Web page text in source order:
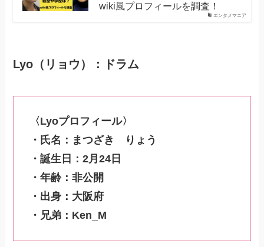
エンタメマニア
wiki風プロフィールを調査！
Lyo（リョウ）：ドラム
〈Lyoプロフィール〉
・氏名：まつざき りょう
・誕生日：2月24日
・年齢：非公開
・出身：大阪府
・兄弟：Ken_M